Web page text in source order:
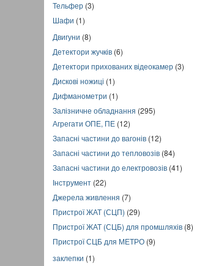
Тельфер (3)
Шафи (1)
Двигуни (8)
Детектори жучків (6)
Детектори прихованих відеокамер (3)
Дискові ножиці (1)
Дифманометри (1)
Залізничне обладнання (295)
Агрегати ОПЕ, ПЕ (12)
Запасні частини до вагонів (12)
Запасні частини до тепловозів (84)
Запасні частини до електровозів (41)
Інструмент (22)
Джерела живлення (7)
Пристрої ЖАТ (СЦП) (29)
Пристрої ЖАТ (СЦБ) для промшляхів (8)
Пристрої СЦБ для МЕТРО (9)
заклепки (1)